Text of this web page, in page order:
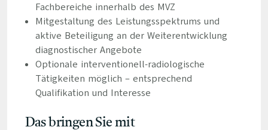
Fachbereiche innerhalb des MVZ
Mitgestaltung des Leistungsspektrums und
aktive Beteiligung an der Weiterentwicklung
diagnostischer Angebote
Optionale interventionell-radiologische
Tätigkeiten möglich – entsprechend
Qualifikation und Interesse
Das bringen Sie mit